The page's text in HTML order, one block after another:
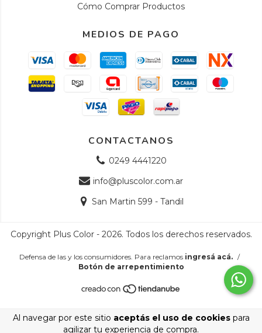
Al navegar por este sitio aceptás el uso de cookiespara
agilizar tu experiencia de compra.
Cómo Comprar Productos
MEDIOS DE PAGO
CONTACTANOS
0249 4441220
info@pluscolor.com.ar
San Martin 599 - Tandil
Copyright Plus Color - 2026. Todos los derechos reservados.
Defensa de las y los consumidores. Para reclamos ingresá acá. /
Botón de arrepentimiento